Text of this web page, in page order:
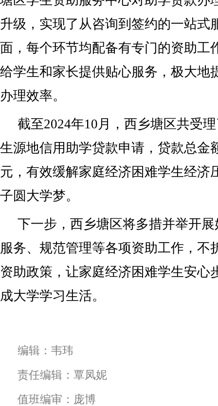
升级，实现了从咨询到签约的一站式
面，每个环节均配备有专门的资助工
给学生和家长提供贴心服务，极大地
办理效率。
截至2024年10月，西乡塘区共受
生源地信用助学贷款申请，贷款总金
元，有效缓解家庭经济困难学生经济
子圆大学梦。
下一步，西乡塘区将多措并举开
服务、规范管理等各项资助工作，不
资助政策，让家庭经济困难学生安心
成大学学习生活。
编辑：韦玮
责任编辑：覃凤妮
值班编审：庞博